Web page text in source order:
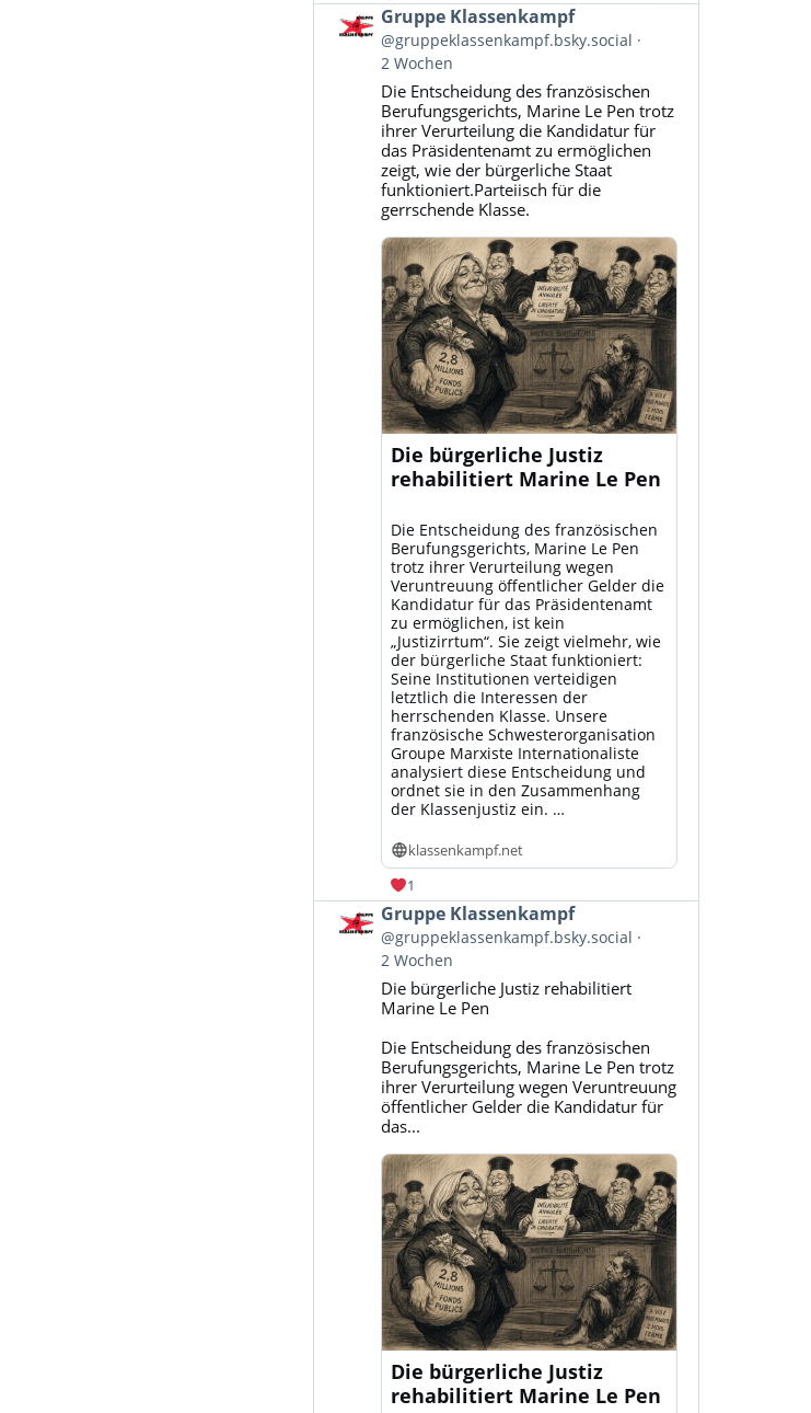
Beitrag
von
Gruppe
Klassenkampf
Bluesky
ansehen
Gruppe Klassenkampf
@gruppeklassenkampf.bsky.social
2 Wochen
Die Entscheidung des französischen
Berufungsgerichts, Marine Le Pen trotz
ihrer Verurteilung die Kandidatur für
das Präsidentenamt zu ermöglichen
zeigt, wie der bürgerliche Staat
funktioniert.Parteiisch für die
gerrschende Klasse.
Die bürgerliche Justiz
rehabilitiert Marine Le Pen
Die Entscheidung des französischen
Berufungsgerichts, Marine Le Pen
trotz ihrer Verurteilung wegen
Veruntreuung öffentlicher Gelder die
Kandidatur für das Präsidentenamt
zu ermöglichen, ist kein
„Justizirrtum“. Sie zeigt vielmehr, wie
der bürgerliche Staat funktioniert:
Seine Institutionen verteidigen
letztlich die Interessen der
herrschenden Klasse. Unsere
französische Schwesterorganisation
Groupe Marxiste Internationaliste
analysiert diese Entscheidung und
ordnet sie in den Zusammenhang
der Klassenjustiz ein. …
klassenkampf.net
1
Beitrag
von
Gruppe
Klassenkampf
Bluesky
ansehen
Gruppe Klassenkampf
@gruppeklassenkampf.bsky.social
2 Wochen
Die bürgerliche Justiz rehabilitiert
Marine Le Pen
Die Entscheidung des französischen
Berufungsgerichts, Marine Le Pen trotz
ihrer Verurteilung wegen Veruntreuung
öffentlicher Gelder die Kandidatur für
das...
Die bürgerliche Justiz
rehabilitiert Marine Le Pen